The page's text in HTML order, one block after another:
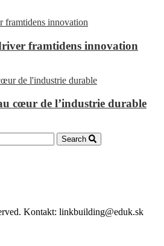
framtidens innovation
cœur de l’industrie durable
Search
Kontakt: linkbuilding@eduk.sk